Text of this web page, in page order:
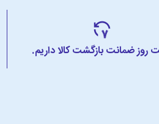
روز ضمانت بازگشت کالا داریم.